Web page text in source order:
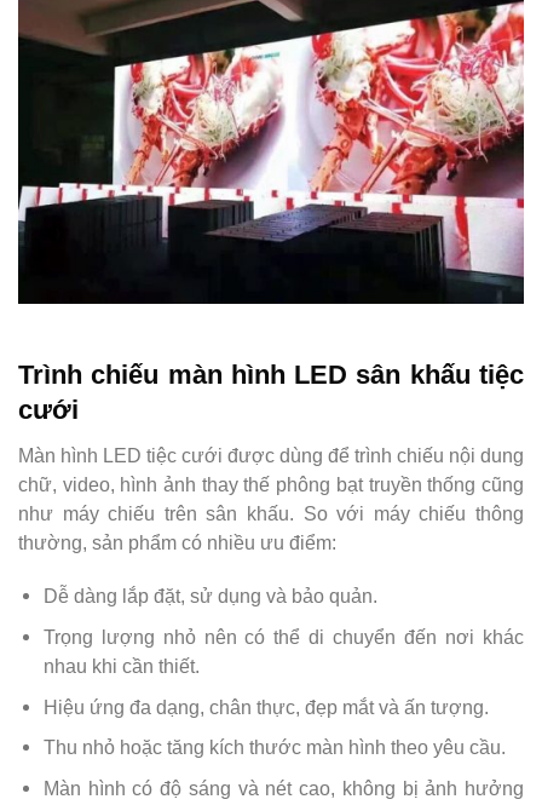
Trình chiếu màn hình LED sân khấu tiệc
cưới
Màn hình LED tiệc cưới được dùng để trình chiếu nội dung
chữ, video, hình ảnh thay thế phông bạt truyền thống cũng
như máy chiếu trên sân khấu. So với máy chiếu thông
thường, sản phẩm có nhiều ưu điểm:
Dễ dàng lắp đặt, sử dụng và bảo quản.
Trọng lượng nhỏ nên có thể di chuyển đến nơi khác
nhau khi cần thiết.
Hiệu ứng đa dạng, chân thực, đẹp mắt và ấn tượng.
Thu nhỏ hoặc tăng kích thước màn hình theo yêu cầu.
Màn hình có độ sáng và nét cao, không bị ảnh hưởng